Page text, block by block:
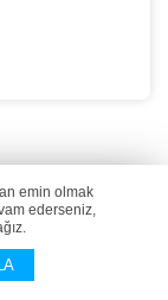
emin olmak
ederseniz,